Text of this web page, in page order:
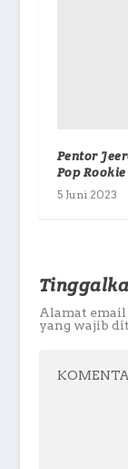
Pentor
Pop Rookie
5 Juni 2023
Alamat
yang wajib